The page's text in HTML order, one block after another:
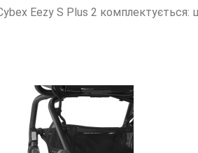
Eezy S Plus 2